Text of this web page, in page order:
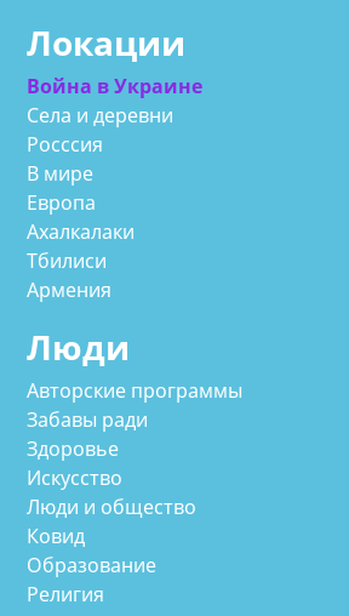
Локации
Война в Украине
Села и деревни
Росссия
В мире
Европа
Ахалкалаки
Тбилиси
Армения
Люди
Авторские программы
Забавы ради
Здоровье
Искусство
Люди и общество
Ковид
Образование
Религия